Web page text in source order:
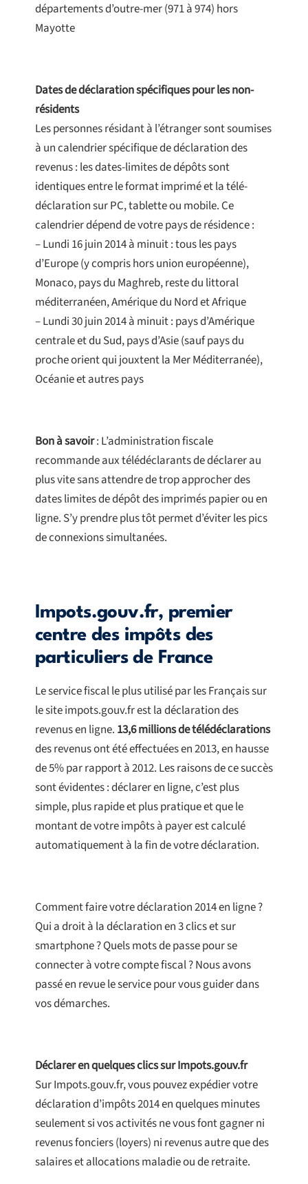
départements d’outre-mer (971 à 974) hors
Mayotte
Dates de déclaration spécifiques pour les non-
résidents
Les personnes résidant à l’étranger sont soumises
à un calendrier spécifique de déclaration des
revenus : les dates-limites de dépôts sont
identiques entre le format imprimé et la télé-
déclaration sur PC, tablette ou mobile. Ce
calendrier dépend de votre pays de résidence :
– Lundi 16 juin 2014 à minuit : tous les pays
d’Europe (y compris hors union européenne),
Monaco, pays du Maghreb, reste du littoral
méditerranéen, Amérique du Nord et Afrique
– Lundi 30 juin 2014 à minuit : pays d’Amérique
centrale et du Sud, pays d’Asie (sauf pays du
proche orient qui jouxtent la Mer Méditerranée),
Océanie et autres pays
Bon à savoir: L’administration fiscale
recommande aux télédéclarants de déclarer au
plus vite sans attendre de trop approcher des
dates limites de dépôt des imprimés papier ou en
ligne. S’y prendre plus tôt permet d’éviter les pics
de connexions simultanées.
Impots.gouv.fr, premier
centre des impôts des
particuliers de France
Le service fiscal le plus utilisé par les Français sur
le site impots.gouv.fr est la déclaration des
revenus en ligne. 13,6 millions de télédéclarations
des revenus ont été effectuées en 2013, en hausse
de 5% par rapport à 2012. Les raisons de ce succès
sont évidentes : déclarer en ligne, c’est plus
simple, plus rapide et plus pratique et que le
montant de votre impôts à payer est calculé
automatiquement à la fin de votre déclaration.
Comment faire votre déclaration 2014 en ligne ?
Qui a droit à la déclaration en 3 clics et sur
smartphone ? Quels mots de passe pour se
connecter à votre compte fiscal ? Nous avons
passé en revue le service pour vous guider dans
vos démarches.
Déclarer en quelques clics sur Impots.gouv.fr
Sur Impots.gouv.fr, vous pouvez expédier votre
déclaration d’impôts 2014 en quelques minutes
seulement si vos activités ne vous font gagner ni
revenus fonciers (loyers) ni revenus autre que des
salaires et allocations maladie ou de retraite.